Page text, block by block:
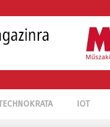
IOT